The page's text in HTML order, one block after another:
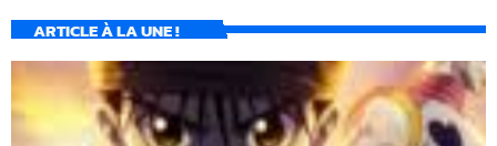
ARTICLE À LA UNE !